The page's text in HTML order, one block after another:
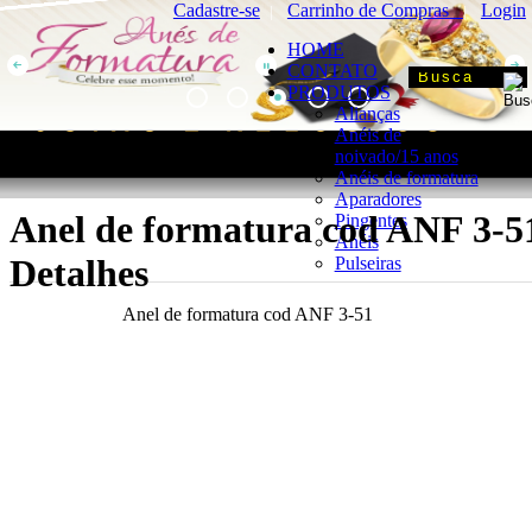
Cadastre-se Carrinho de Compras|
Login
HOME
CONTATO
PRODUTOS
Alianças
Anéis de
noivado/15 anos
Anéis de formatura
Aparadores
Pingentes
Anéis
Pulseiras
Anel de formatura cod ANF 3-
Detalhes
Anel de formatura cod ANF 3-51